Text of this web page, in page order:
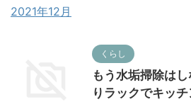
2021年12月
くらし
もう水垢掃除は
りラックでキッ